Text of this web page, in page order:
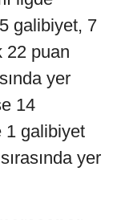
galibiyet, 7
22 puan
yer
14
1 galibiyet
yer